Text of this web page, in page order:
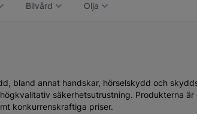
Bilvård Olja
bland annat handskar, hörselskydd och
säkerhetsutrustning. Produkterna
konkurrenskraftiga priser.